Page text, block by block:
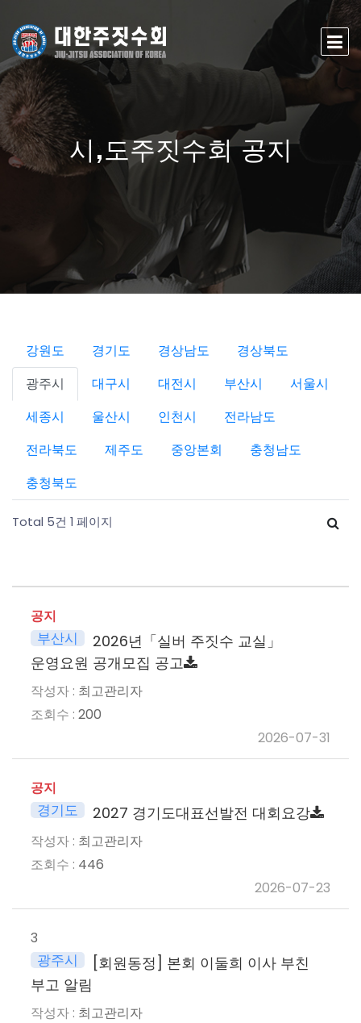
시,도주짓수회 공지
강원도 경기도 경상남도
경상북도
광주시
대구시 대전시 부산시
서울시
세종시
울산시 인천시
전라남도
전라북도
제주도 중앙본회
충청남도
충청북도
Total 5건 1 페이지
공지
부산시
2026년「실버 주짓수 교실」
운영요원 공개모집 공고
최고관리자
200
2026-07-31
공지
경기도 2027 경기도대표선발전 대회요강
최고관리자
446
2026-07-23
3
광주시
[회원동정] 본회 이둘희 이사 부친
부고 알림
최고관리자